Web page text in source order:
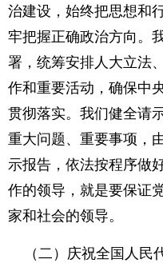
治建设，始终把思想和
牢把握正确政治方向。
署，统筹安排人大立法
作和重要活动，确保中
贯彻落实。我们健全请
重大问题、重要事项，
示报告，依法按程序做
作的领导，就是要保证
家和社会的领导。
（二）庆祝全国人民